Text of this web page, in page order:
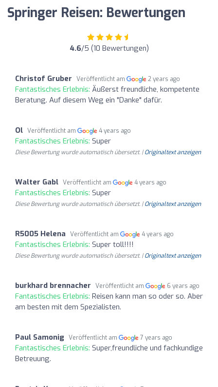
Springer Reisen: Bewertungen
4.6/5 (10 Bewertungen)
Christof Gruber Veröffentlicht am 2 years ago
Fantastisches Erlebnis: Äußerst freundliche, kompetente
Beratung. Auf diesem Weg ein "Danke" dafür.
Ol Veröffentlicht am 4 years ago
Fantastisches Erlebnis: Super
Diese Bewertung wurde automatisch übersetzt. |Originaltext anzeigen
Walter Gabl Veröffentlicht am 4 years ago
Fantastisches Erlebnis: Super
Diese Bewertung wurde automatisch übersetzt. |Originaltext anzeigen
R5005 Helena Veröffentlicht am 4 years ago
Fantastisches Erlebnis: Super toll!!!!
Diese Bewertung wurde automatisch übersetzt. |Originaltext anzeigen
burkhard brennacher Veröffentlicht am 6 years ago
Fantastisches Erlebnis: Reisen kann man so oder so. Aber
am besten mit dem Spezialisten.
Paul Samonig Veröffentlicht am 7 years ago
Fantastisches Erlebnis: Super,freundliche und fachkundige
Betreuung.